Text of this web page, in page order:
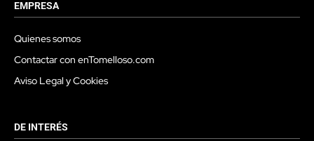
EMPRESA
Quienes somos
Contactar con enTomelloso.com
Aviso Legal y Cookies
DE INTERÉS